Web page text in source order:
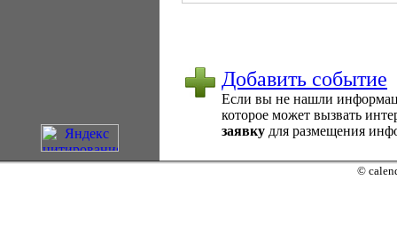
Добавить событие
Если вы не нашли
которое может вызвать
заявку для размещения
©